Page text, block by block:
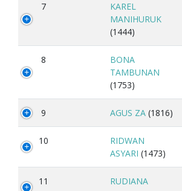
7
KAREL
MANIHURUK
(1444)
8
BONA
TAMBUNAN
(1753)
9 AGUS ZA (1816)
10
RIDWAN
ASYARI (1473)
11
RUDIANA